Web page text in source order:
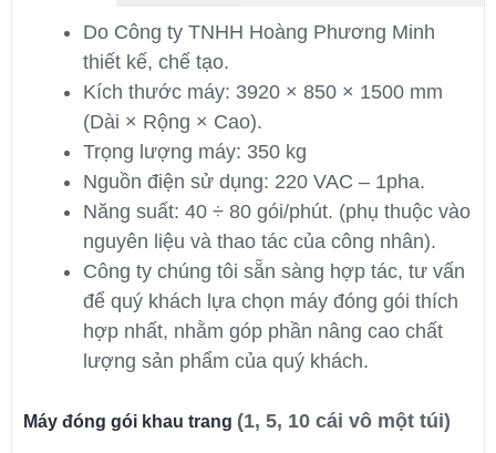
Do Công ty TNHH Hoàng Phương Minh
thiết kế, chế tạo.
Kích thước máy: 3920 × 850 × 1500 mm
(Dài × Rộng × Cao).
Trọng lượng máy: 350 kg
Nguồn điện sử dụng: 220 VAC – 1pha.
Năng suất: 40 ÷ 80 gói/phút. (phụ thuộc vào
nguyên liệu và thao tác của công nhân).
Công ty chúng tôi sẵn sàng hợp tác, tư vấn
để quý khách lựa chọn máy đóng gói thích
hợp nhất, nhằm góp phần nâng cao chất
lượng sản phẩm của quý khách.
Máy đóng gói khau trang (1, 5, 10 cái vô một túi)